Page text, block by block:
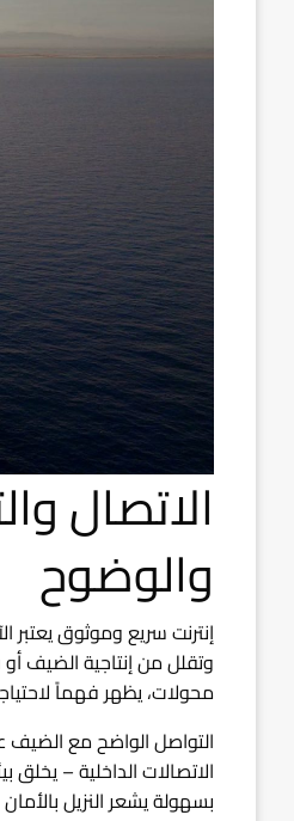
الاتصال
والوضوح
إنترنت سريع وموثوق
وتقلل من إنتاجية الضيف
محولات، يظهر فهماً
التواصل الواضح مع الضيف
الاتصالات الداخلية –
بسهولة يشعر النزيل بالأمان